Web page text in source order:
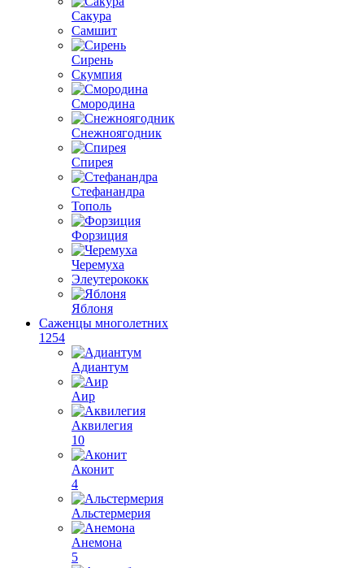
Сакура
Самшит
Сирень
Скумпия
Смородина
Снежноягодник
Спирея
Стефанандра
Тополь
Форзиция
Черемуха
Элеутерококк
Яблоня
Саженцы многолетних
1254
Адиантум
Аир
Аквилегия
10
Аконит
4
Альстермерия
Анемона
5